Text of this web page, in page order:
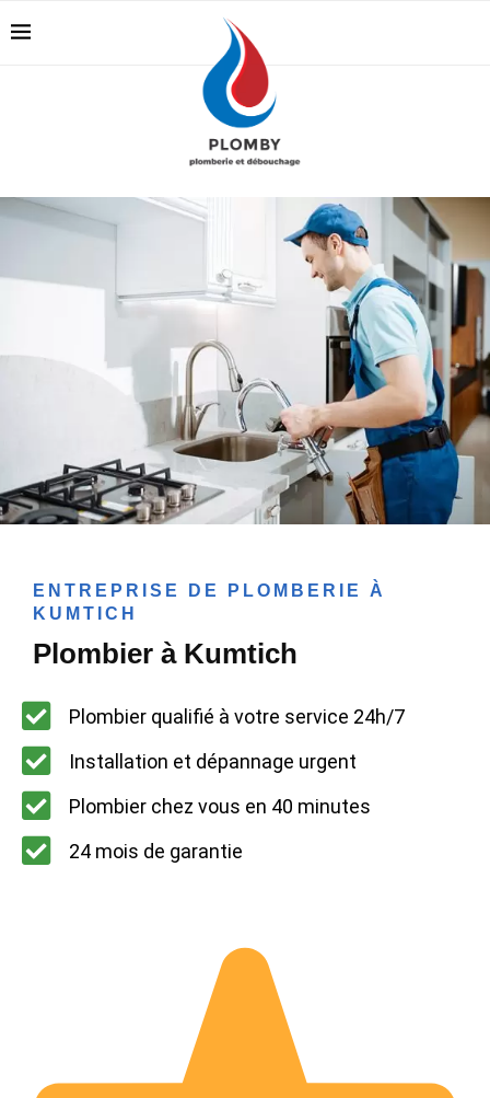
ENTREPRISE DE PLOMBERIE À
KUMTICH
Plombier à Kumtich
Plombier qualifié à votre service 24h/7
Installation et dépannage urgent
Plombier chez vous en 40 minutes
24 mois de garantie